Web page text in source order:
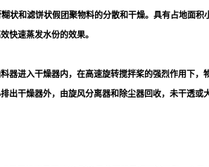
状和滤饼状假团聚物料的分散和干燥。具有占地面
快速蒸发水份的效果。
进入干燥器内，在高速旋转搅拌桨的强烈作用下，
干燥器外，由旋风分离器和除尘器回收，未干透或